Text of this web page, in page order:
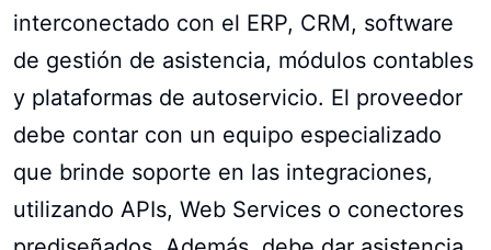
interconectado con el ERP, CRM, software
de gestión de asistencia, módulos contables
y plataformas de autoservicio. El proveedor
debe contar con un equipo especializado
que brinde soporte en las integraciones,
utilizando APIs, Web Services o conectores